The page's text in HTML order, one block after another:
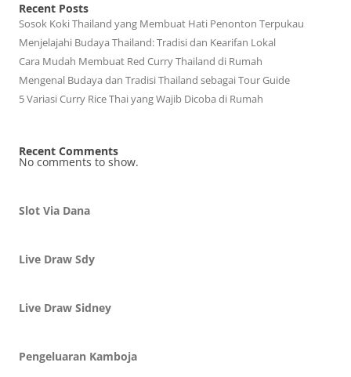
Recent Posts
Sosok Koki Thailand yang Membuat Hati Penonton Terpukau
Menjelajahi Budaya Thailand: Tradisi dan Kearifan Lokal
Cara Mudah Membuat Red Curry Thailand di Rumah
Mengenal Budaya dan Tradisi Thailand sebagai Tour Guide
5 Variasi Curry Rice Thai yang Wajib Dicoba di Rumah
Recent Comments
No comments to show.
Slot Via Dana
Live Draw Sdy
Live Draw Sidney
Pengeluaran Kamboja